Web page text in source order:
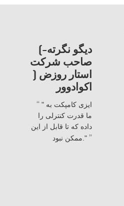
(دیگو نگرته-
صاحب شرکت
استار روزض (
اکوادوور
“ " ایزی کامپکت به
ما قدرت کنترلی را
داده که تا قابل از این
ممکن نبود." ”